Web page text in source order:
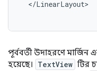
পূর্ববর্তী উদাহরণে মার্জিন
হয়েছে।
TextView টির